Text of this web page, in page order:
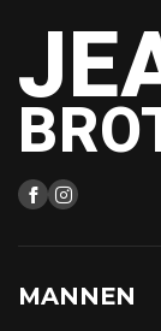
MANNEN